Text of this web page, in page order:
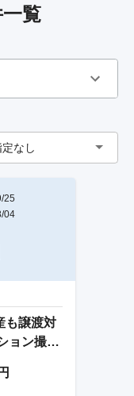
覧
なし
25
04
も譲渡対
ョン撮影